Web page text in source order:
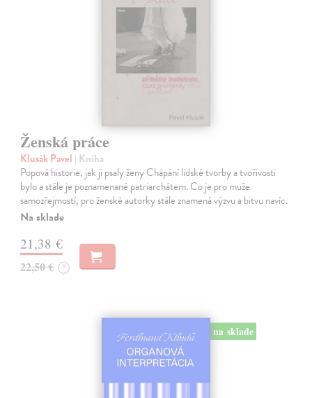
Ženská práce
Klusák Pavel | Kniha
Popová historie, jak ji psaly ženy Chápání lidské tvorby a tvořivosti
bylo a stále je poznamenané patriarchátem. Co je pro muže
samozřejmostí, pro ženské autorky stále znamená výzvu a bitvu navíc.
Na sklade
21,38 €
22,50 € ?
na sklade